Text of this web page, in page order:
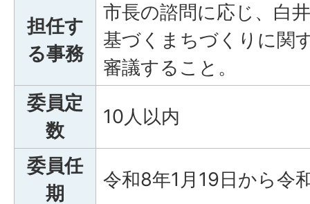
担任す
る事務
市長の諮問に応じ、白
基づくまちづくりに関
審議すること。
委員定
数
10人以内
委員任
期
令和8年1月19日から令